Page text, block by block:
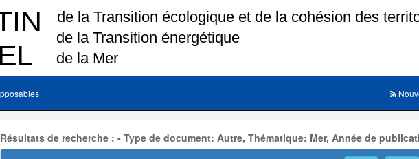
Résultats de recherche : - Type de document: Autre, Thématique: Mer, Année de